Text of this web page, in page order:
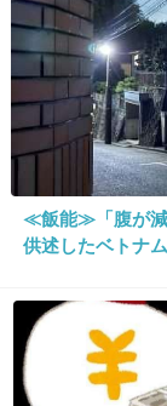
2018/04/16(月)
>>9
原作では佐藤
子持ちには
≪飯能≫「腹が減
供述したベトナ